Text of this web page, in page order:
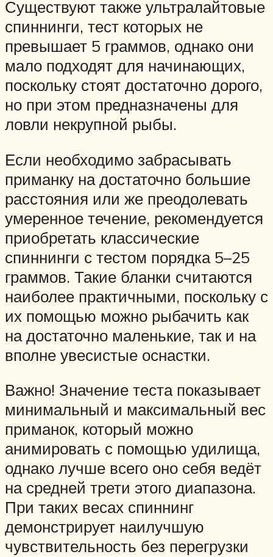
Существуют также ультралайтовые
спиннинги, тест которых не
превышает 5 граммов, однако они
мало подходят для начинающих,
поскольку стоят достаточно дорого,
но при этом предназначены для
ловли некрупной рыбы.
Если необходимо забрасывать
приманку на достаточно большие
расстояния или же преодолевать
умеренное течение, рекомендуется
приобретать классические
спиннинги с тестом порядка 5–25
граммов. Такие бланки считаются
наиболее практичными, поскольку с
их помощью можно рыбачить как
на достаточно маленькие, так и на
вполне увесистые оснастки.
Важно! Значение теста показывает
минимальный и максимальный вес
приманок, который можно
анимировать с помощью удилища,
однако лучше всего оно себя ведёт
на средней трети этого диапазона.
При таких весах спиннинг
демонстрирует наилучшую
чувствительность без перегрузки